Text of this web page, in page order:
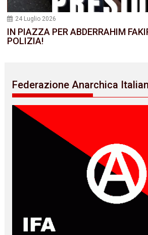
24 Luglio 2026
IN PIAZZA PER ABDERRAHIM
POLIZIA!
Federazione Anarchica